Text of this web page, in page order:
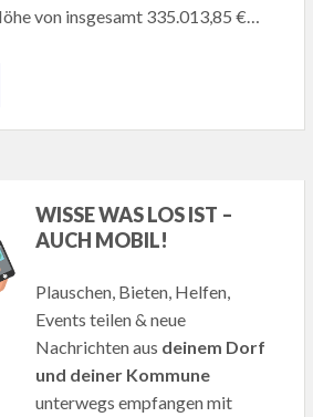
von insgesamt 335.013,85 €…
WISSE WAS LOS IST –
AUCH MOBIL!
Plauschen, Bieten, Helfen,
Events teilen & neue
Nachrichten aus deinem Dorf
und deiner Kommune
unterwegs empfangen mit